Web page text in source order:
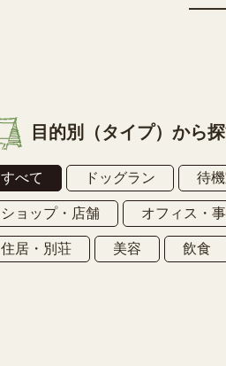
目的別（タイプ）から
すべて ドッグラン 待
ショップ・店舗 オフィス・
住居・別荘 美容 飲食